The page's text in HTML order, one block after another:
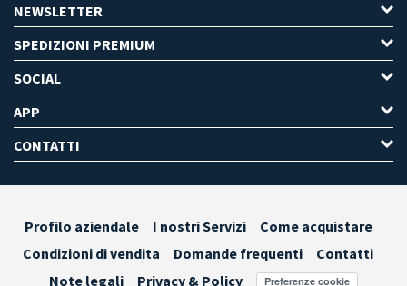
NEWSLETTER
SPEDIZIONI PREMIUM
SOCIAL
APP
CONTATTI
Profilo aziendale I nostri Servizi
Come acquistare
Condizioni di vendita
Domande frequenti
Contatti
Note legali
Privacy & Policy Preferenze cookie